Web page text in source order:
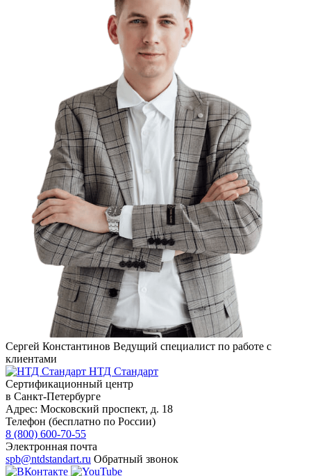
Сергей Константинов Ведущий специалист по работе с
клиентами
НТД Стандарт
Сертификационный центр
в Санкт-Петербурге
Адрес: Московский проспект, д. 18
Телефон (бесплатно по России)
8 (800) 600-70-55
Электронная почта
spb@ntdstandart.ru Обратный звонок